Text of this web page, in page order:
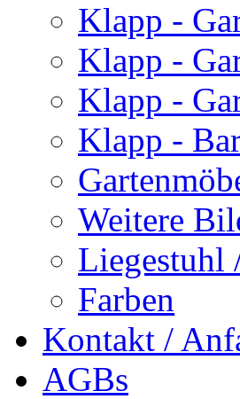
Klapp -
Klapp -
Klapp -
Klapp -
Weitere
Liegestuhl
Farben
Kontakt /
AGBs